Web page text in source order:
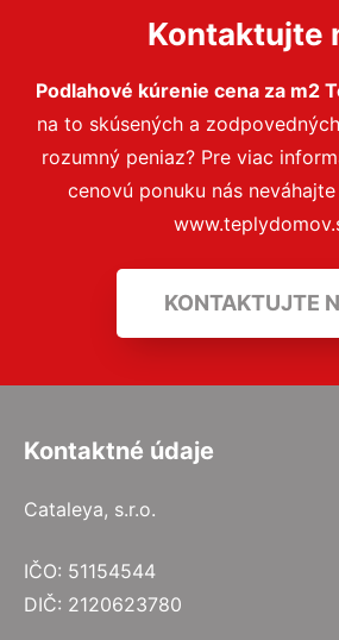
Kontaktujte
Podlahové kúrenie cena za m2
na to skúsených a
rozumný peniaz? Pre viac
cenovú ponuku nás
KONTAKTUJTE
Kontaktné údaje
Cataleya, s.r.o.
IČO: 51154544
DIČ: 2120623780